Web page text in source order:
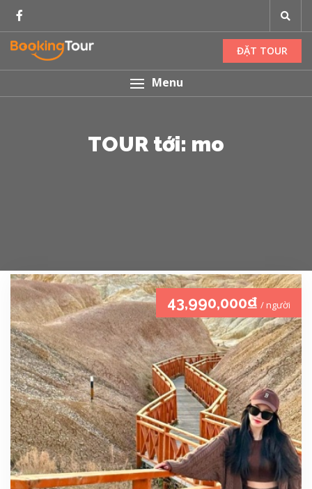
ĐẶT TOUR
Menu
TOUR tới: mo
43,990,000₫ / người